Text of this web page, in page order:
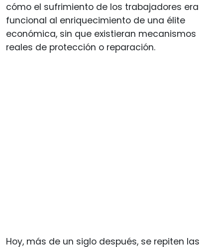
cómo el sufrimiento de los trabajadores era
funcional al enriquecimiento de una élite
económica, sin que existieran mecanismos
reales de protección o reparación.
Hoy, más de un siglo después, se repiten las